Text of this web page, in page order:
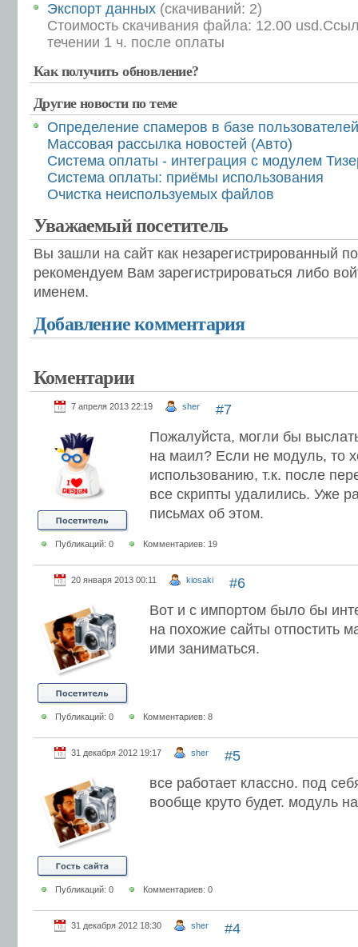
Экспорт данных (cкачиваний: 2)
Стоимость скачивания файла: 12.00
течении 1 ч. после оплаты
Как получить обновление?
Другие новости по теме
Определение спамеров в базе пользователей
Массовая рассылка новостей (Авто)
Система оплаты - интеграция с модулем
Система оплаты: приёмы использования
Очистка неиспользуемых файлов
Уважаемый посетитель
Вы зашли на сайт как незарегистрированный
рекомендуем Вам зарегистрироваться либо
именем.
Добавление комментария
Коментарии
#7
7 апреля 2013 22:19 sher
Пожалуйста, могли бы
на маил? Если не модуль, то
использованию, т.к. после
все скрипты удалились. Уже
письмах об этом.
Публикаций: 0 Комментариев: 19
#6
20 января 2013 00:11 kiosaki
Вот и с импортом было бы
на похожие сайты отпостить
ими заниматься.
Публикаций: 0 Комментариев: 8
#5
31 декабря 2012 19:17 sher
все работает классно. под
вообще круто будет. модуль
Публикаций: 0 Комментариев: 0
#4
31 декабря 2012 18:30 sher